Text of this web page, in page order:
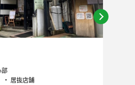
部
・ 居抜店舗